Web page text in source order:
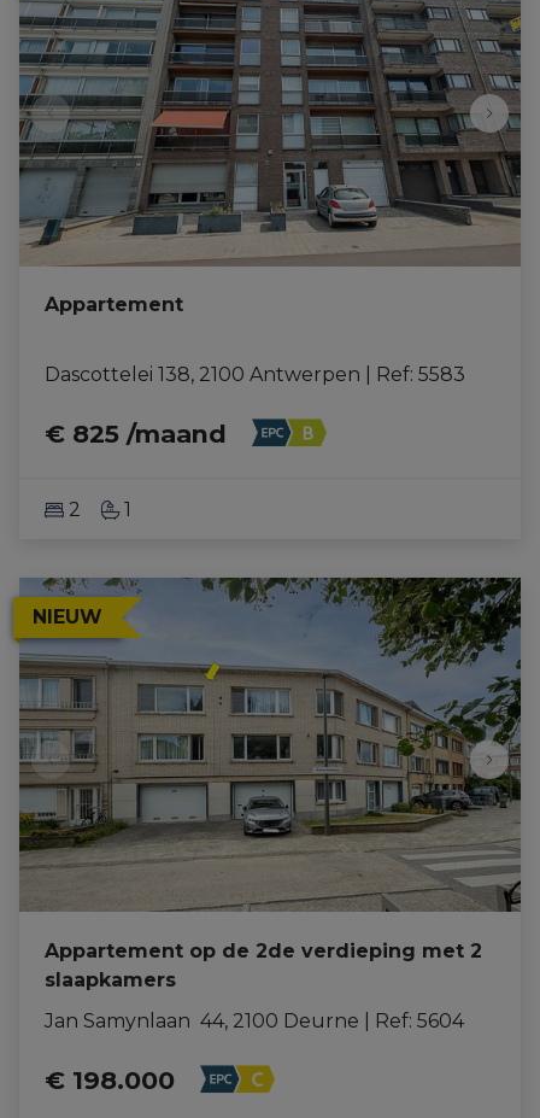
Appartement
Dascottelei 138, 2100 Antwerpen Ref: 5583
€ 825 /maand
2 1
NIEUW
Appartement op de 2de verdieping met 2
slaapkamers
Jan Samynlaan  44, 2100 Deurne
Ref: 5604
€ 198.000